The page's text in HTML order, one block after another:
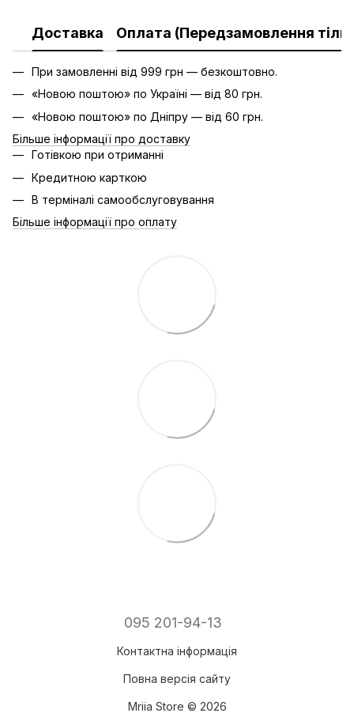
Доставка Оплата (Передзамовлення
При замовленні від 999 грн — безкоштовно.
«Новою поштою» по Україні — від 80 грн.
«Новою поштою» по Дніпру — від 60 грн.
Більше інформації про доставку
Готівкою при отриманні
Кредитною карткою
В терміналі самообслуговування
Більше інформації про оплату
095 201-94-13
Контактна інформація
Повна версія сайту
Mriia Store © 2026